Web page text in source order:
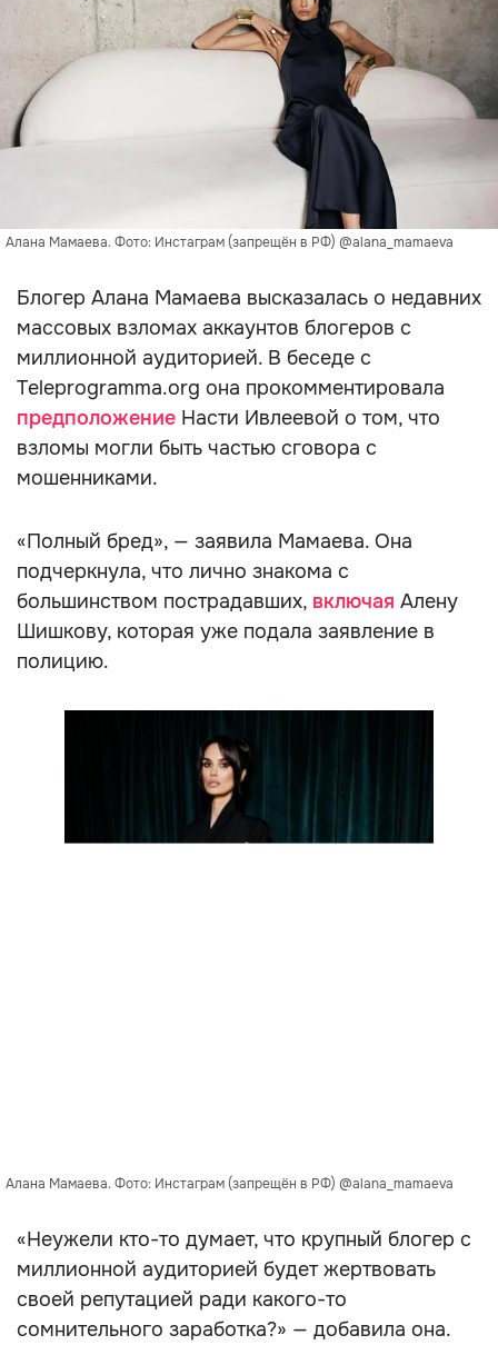
Алана Мамаева. Фото: Инстаграм (запрещён в РФ) @alana_mamaeva
Блогер Алана Мамаева высказалась о недавних
массовых взломах аккаунтов блогеров с
миллионной аудиторией. В беседе с
Teleprogramma.org она прокомментировала
предположение Насти Ивлеевой о том, что
взломы могли быть частью сговора с
мошенниками.
«Полный бред», — заявила Мамаева. Она
подчеркнула, что лично знакома с
большинством пострадавших, включая Алену
Шишкову, которая уже подала заявление в
полицию.
Алана Мамаева. Фото: Инстаграм (запрещён в РФ) @alana_mamaeva
«Неужели кто-то думает, что крупный блогер с
миллионной аудиторией будет жертвовать
своей репутацией ради какого-то
сомнительного заработка?» — добавила она.